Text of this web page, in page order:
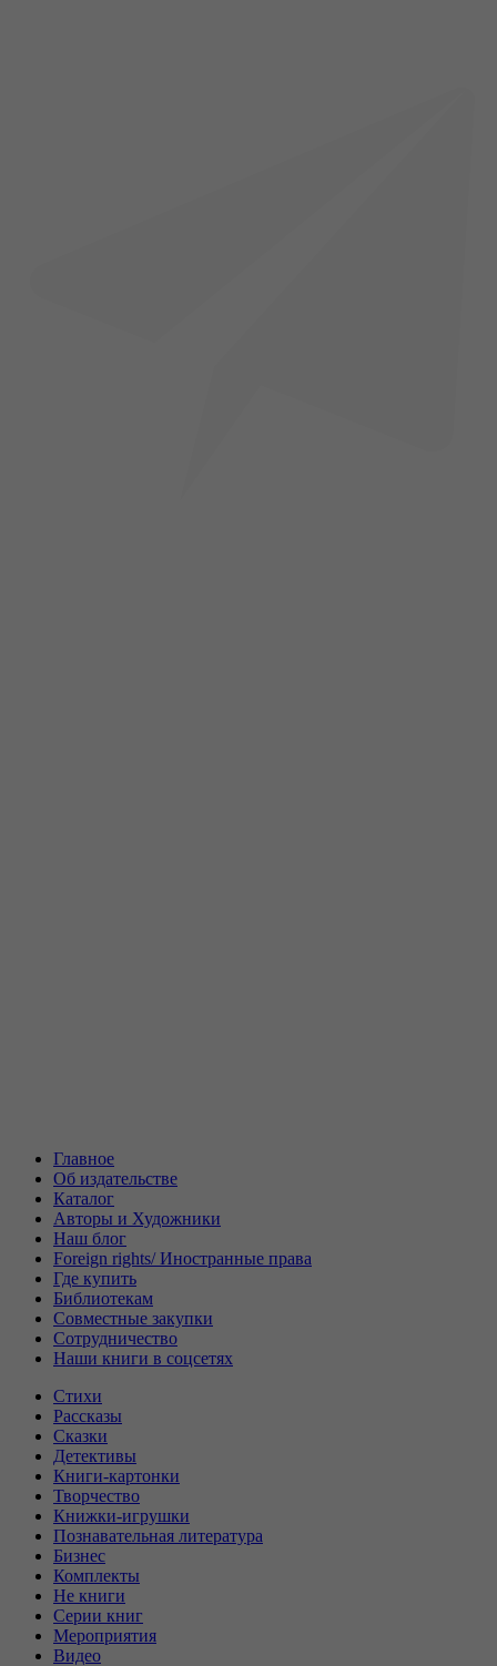
Главное
Об издательстве
Каталог
Авторы и Художники
Наш блог
Foreign rights/ Иностранные права
Где купить
Библиотекам
Совместные закупки
Сотрудничество
Наши книги в соцсетях
Стихи
Рассказы
Сказки
Детективы
Книги-картонки
Творчество
Книжки-игрушки
Познавательная литература
Бизнес
Комплекты
Не книги
Серии книг
Мероприятия
Видео